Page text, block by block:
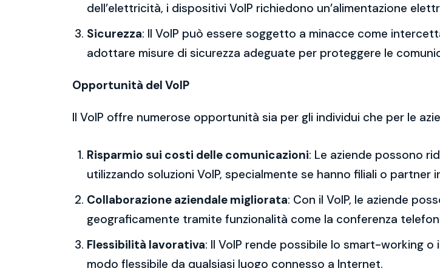
dell’elettricità, i dispositivi VoIP richiedono un’alimentazione
Sicurezza: Il VoIP può essere soggetto a minacce come
adottare misure di sicurezza adeguate per proteggere le
Opportunità del VoIP
Il VoIP offre numerose opportunità sia per gli individui che per le
Risparmio sui costi delle comunicazioni: Le aziende possono
utilizzando soluzioni VoIP, specialmente se hanno filiali o partner
Collaborazione aziendale migliorata: Con il VoIP, le aziende
geograficamente tramite funzionalità come la conferenza
Flessibilità lavorativa: Il VoIP rende possibile lo smart-working
modo flessibile da qualsiasi luogo connesso a Internet.